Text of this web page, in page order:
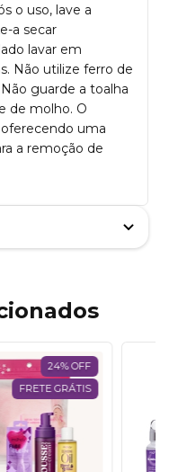
o uso, lave a
a secar
lavar em
Não utilize ferro de
guarde a toalha
de molho. O
uma
a remoção de
24%OFF
FRETE GRÁTIS